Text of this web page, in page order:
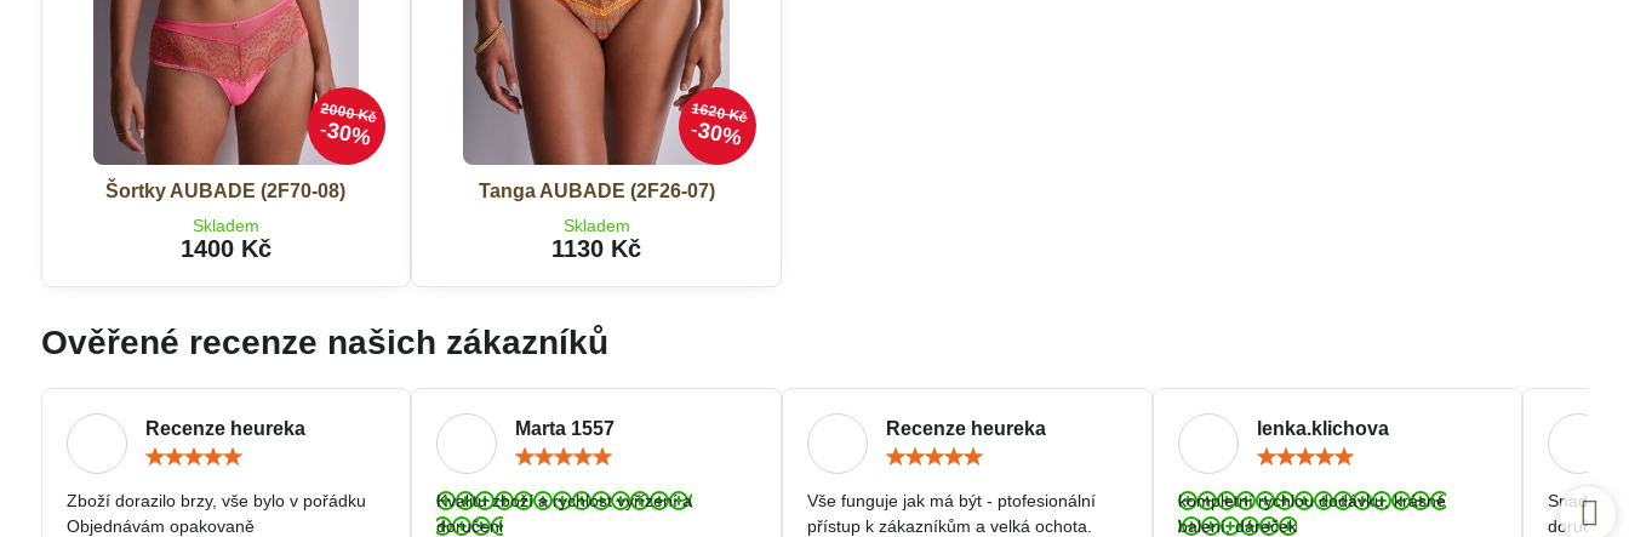
2000 Kč
30%
Šortky AUBADE (2F70-08)
Skladem
1400 Kč
1620 Kč
30%
Tanga AUBADE (2F26-07)
Skladem
1130 Kč
Ověřené recenze našich zákazníků
Recenze heureka
/
5
Zboží dorazilo brzy, vše bylo v pořádku
Objednávám opakovaně
Marta 1557
/
5
Kvalitu zboží a rychlost vyřízení a
doručeni
Recenze heureka
/
5
Vše funguje jak má být - ptofesionální
přístup k zákazníkům a velká ochota.
lenka.klichova
/
5
kompletní rychlou dodávku, krásné
balení, dáreček
Snadná a
doručení.